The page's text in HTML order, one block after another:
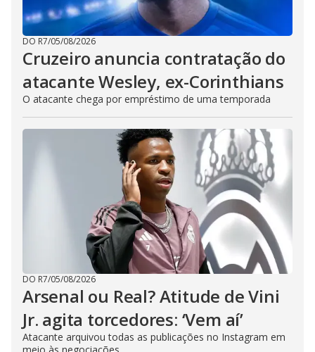
DO R7/05/08/2026
Cruzeiro anuncia contratação do
atacante Wesley, ex-Corinthians
O atacante chega por empréstimo de uma temporada
DO R7/05/08/2026
Arsenal ou Real? Atitude de Vini
Jr. agita torcedores: ‘Vem aí’
Atacante arquivou todas as publicações no Instagram em
meio às negociações